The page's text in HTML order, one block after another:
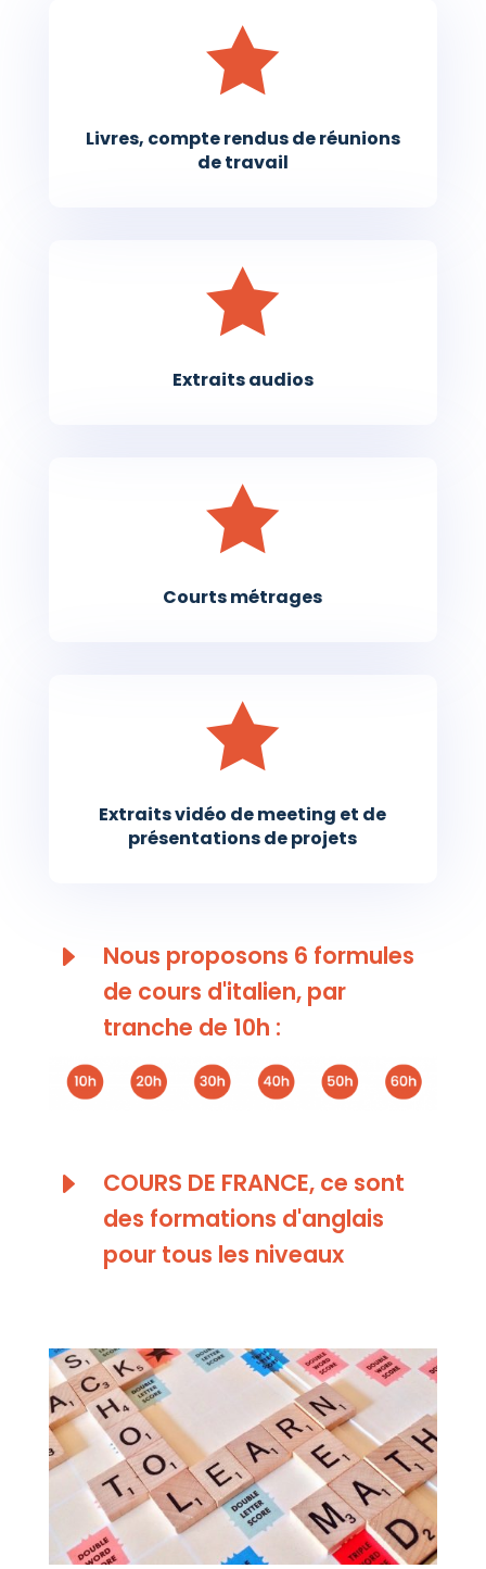

Livres, compte rendus de réunions
de travail

Extraits audios

Courts métrages

Extraits vidéo de meeting et de
présentations de projets
E
Nous proposons 6 formules
de cours d'italien, par
tranche de 10h :
E
COURS DE FRANCE, ce sont
des formations d'anglais
pour tous les niveaux